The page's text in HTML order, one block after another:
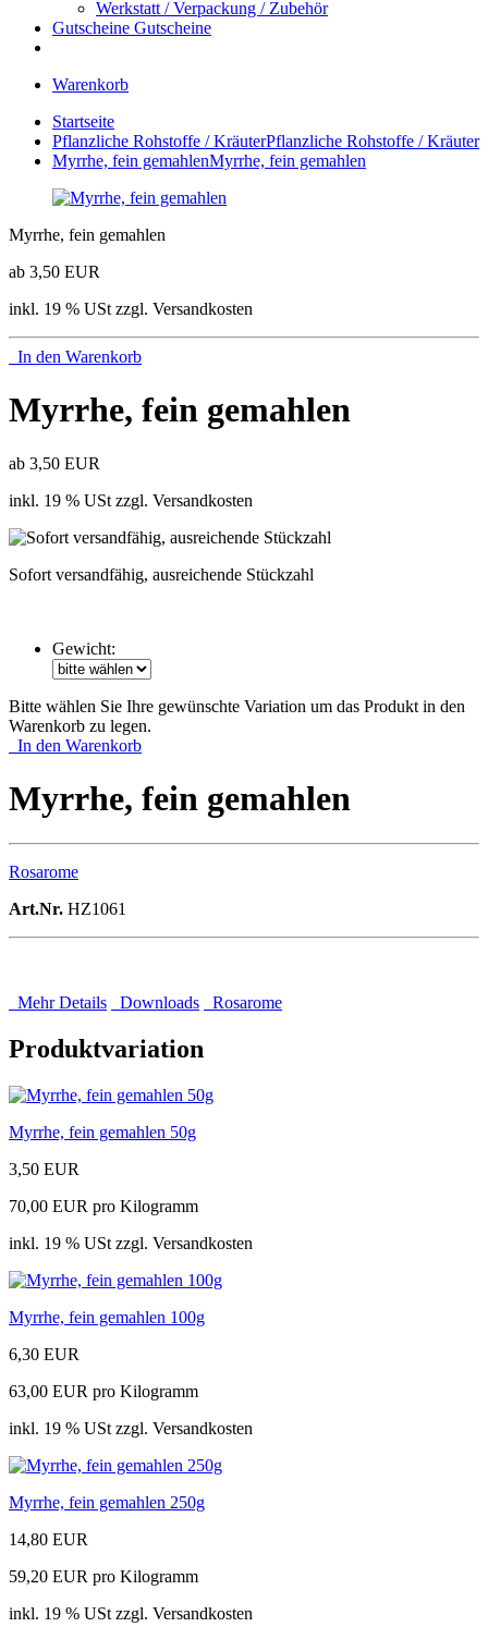
Werkstatt / Verpackung / Zubehör
Gutscheine Gutscheine
Warenkorb
Startseite
Pflanzliche Rohstoffe / KräuterPflanzliche Rohstoffe / Kräuter
Myrrhe, fein gemahlenMyrrhe, fein gemahlen
Myrrhe, fein gemahlen
ab 3,50 EUR
inkl. 19 % USt zzgl. Versandkosten
In den Warenkorb
Myrrhe, fein gemahlen
ab 3,50 EUR
inkl. 19 % USt zzgl. Versandkosten
Sofort versandfähig, ausreichende Stückzahl
Gewicht:
Bitte wählen Sie Ihre gewünschte Variation um das Produkt in den
Warenkorb zu legen.
In den Warenkorb
Myrrhe, fein gemahlen
Rosarome
Art.Nr. HZ1061
Mehr Details Downloads Rosarome
Produktvariation
Myrrhe, fein gemahlen 50g
3,50 EUR
70,00 EUR pro Kilogramm
inkl. 19 % USt zzgl. Versandkosten
Myrrhe, fein gemahlen 100g
6,30 EUR
63,00 EUR pro Kilogramm
inkl. 19 % USt zzgl. Versandkosten
Myrrhe, fein gemahlen 250g
14,80 EUR
59,20 EUR pro Kilogramm
inkl. 19 % USt zzgl. Versandkosten